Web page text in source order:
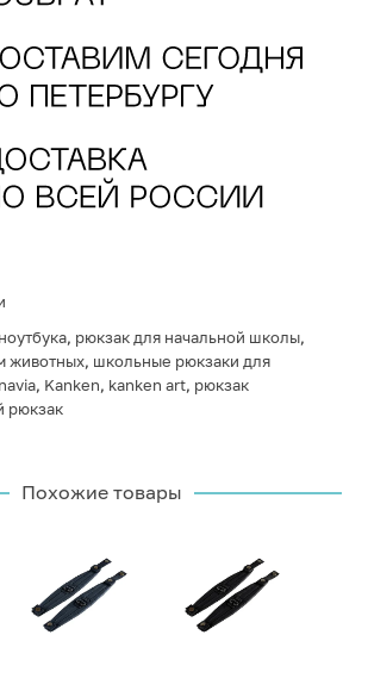
, рюкзак для начальной школы,
животных, школьные рюкзаки для
, Kanken, kanken art, рюкзак
рюкзак
Похожие товары